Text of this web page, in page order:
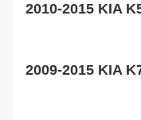
2010-2015 KIA
2009-2015 KIA